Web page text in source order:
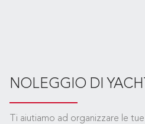
NOLEGGIO DI YACHT
Ti aiutiamo ad organizzare le